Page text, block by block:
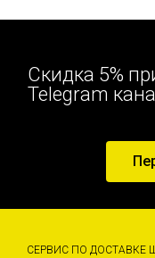
Скидка 5%
Telegram
СЕРВИС ПО ДОСТАВКЕ